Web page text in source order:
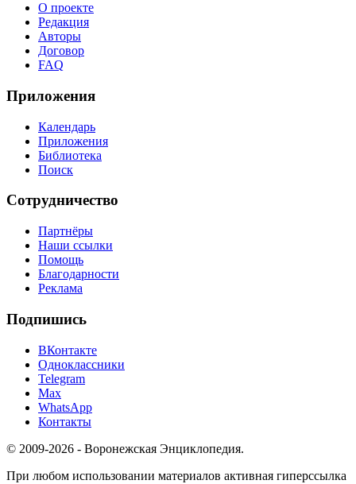
О проекте
Редакция
Авторы
Договор
FAQ
Приложения
Календарь
Приложения
Библиотека
Поиск
Сотрудничество
Партнёры
Наши ссылки
Помощь
Благодарности
Реклама
Подпишись
ВКонтакте
Одноклассники
Telegram
Max
WhatsApp
Контакты
© 2009-2026 - Воронежская Энциклопедия.
При любом использовании материалов активная гиперссылка